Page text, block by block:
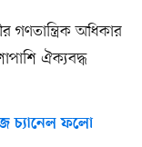
অধিকার
ঐক্যবদ্ধ
চ্যানেল ফলো